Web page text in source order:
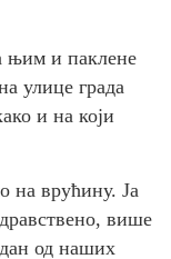
њим и паклене
улице града
и на који
на врућину. Ја
више
од наших